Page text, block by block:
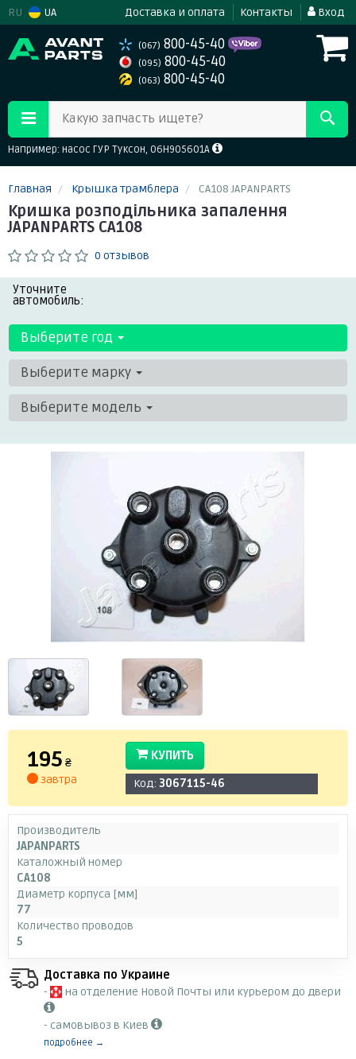
RU UA Доставка и оплата Контакты Вход
(067) 800-45-40
(095) 800-45-40
(063) 800-45-40
Какую запчасть ищете?
Например: насос ГУР Туксон, 06H905601A
Главная Крышка трамблера CA108 JAPANPARTS
Кришка розподільника запалення
JAPANPARTS CA108
0 отзывов
Уточните
автомобиль:
Выберите год
Выберите марку
Выберите модель
195 ₴
завтра
КУПИТЬ
Код: 3067115-46
Производитель
JAPANPARTS
Каталожный номер
CA108
Диаметр корпуса [мм]
77
Количество проводов
5
Доставка по Украине
-
на отделение Новой Почты или курьером до двери
- самовывоз в Киев
подробнее →